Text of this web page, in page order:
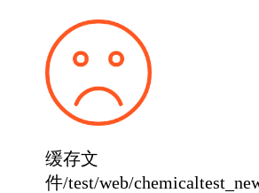
缓存文
件/test/web/